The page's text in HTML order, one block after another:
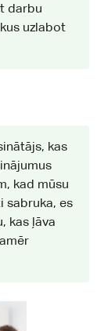
darbu
uzlabot
kas
kad mūsu
sabruka, es
kas ļāva